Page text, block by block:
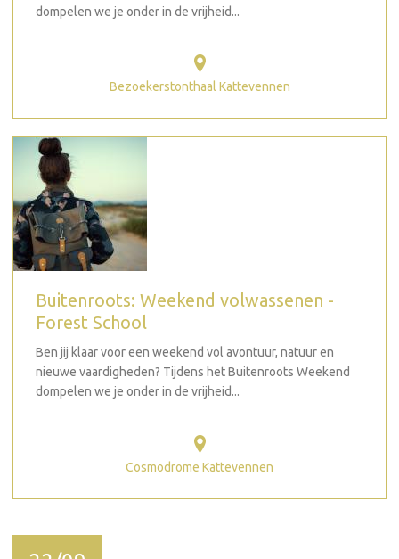
dompelen we je onder in de vrijheid...
Bezoekerstonthaal Kattevennen
Buitenroots: Weekend volwassenen -
Forest School
Ben jij klaar voor een weekend vol avontuur, natuur en
nieuwe vaardigheden? Tijdens het Buitenroots Weekend
dompelen we je onder in de vrijheid...
Cosmodrome Kattevennen